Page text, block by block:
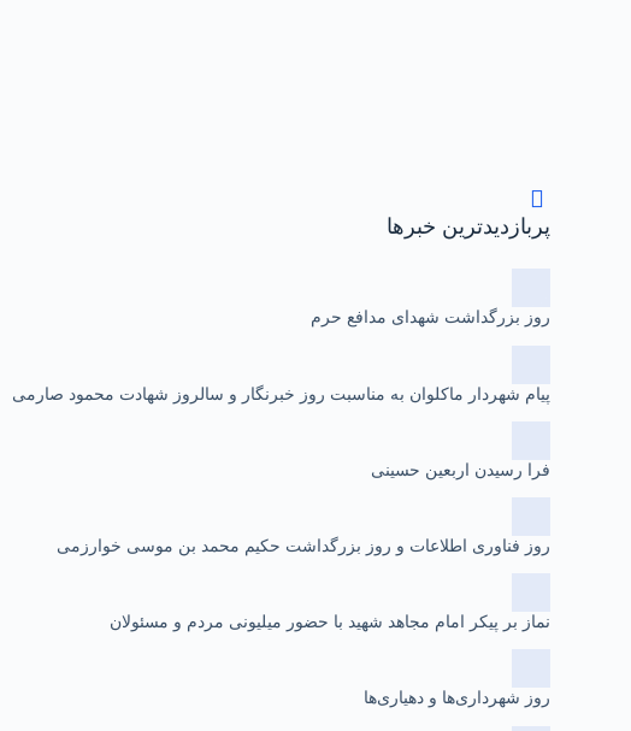
پربازدیدترین خبرها
روز بزرگداشت شهدای مدافع حرم
پیام شهردار ماکلوان به مناسبت روز خبرنگار و سالروز شهادت محمود صارمی
فرا رسیدن اربعین حسینی
روز فناوری اطلاعات و روز بزرگداشت حکیم محمد بن موسی خوارزمی
نماز بر پیکر امام مجاهد شهید با حضور میلیونی مردم و مسئولان
روز شهرداری‌ها و دهیاری‌ها